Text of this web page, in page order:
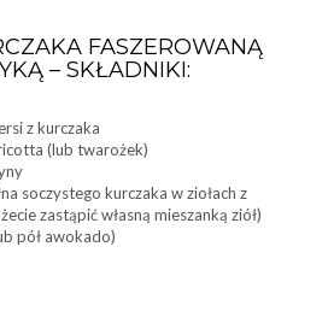
FASZEROWANĄ
– SKŁADNIKI:
z kurczaka
(lub twarożek)
soczystego kurczaka w ziołach z
zastąpić własną mieszanką ziół)
pół awokado)